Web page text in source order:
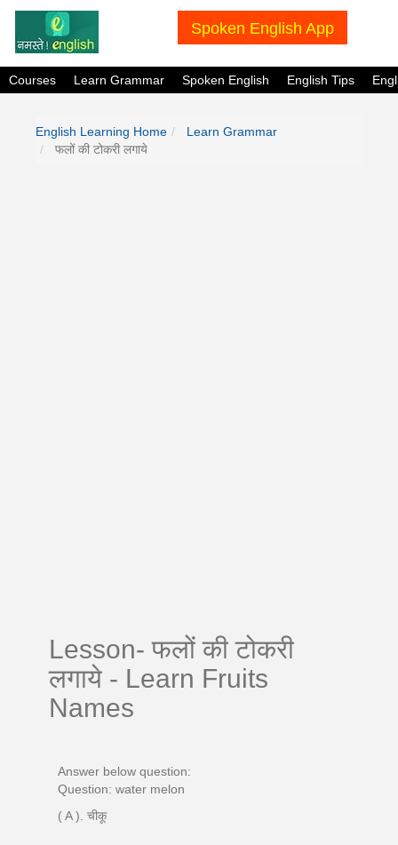
Spoken English App
Courses Learn Grammar Spoken English English Tips
English Learning Home
Learn Grammar
फलों की टोकरी लगाये
Lesson- फलों की टोकरी
लगाये - Learn Fruits
Names
Answer below question:
Question: water melon
( A ). चीकू